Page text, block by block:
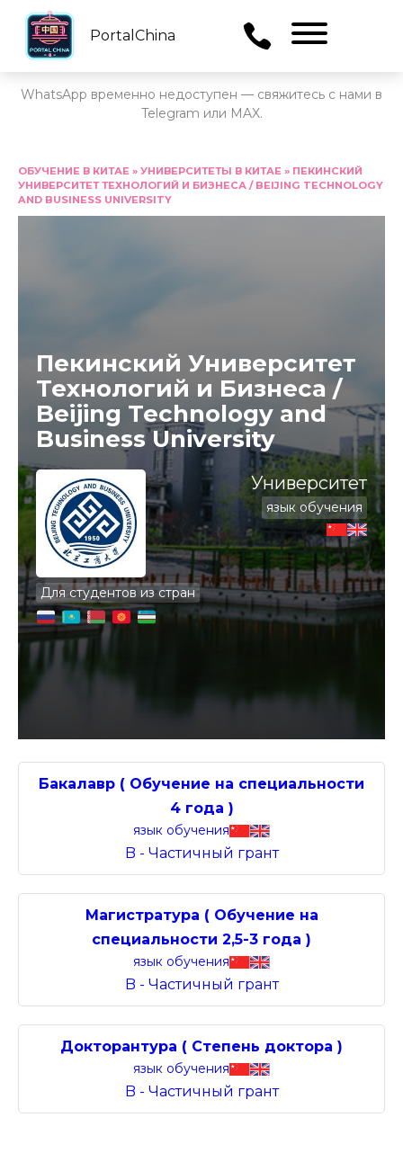
PortalChina
WhatsApp временно недоступен — свяжитесь с нами в
Telegram или MAX.
содержанию
ОБУЧЕНИЕ В КИТАЕ » УНИВЕРСИТЕТЫ В КИТАЕ » ПЕКИНСКИЙ
УНИВЕРСИТЕТ ТЕХНОЛОГИЙ И БИЗНЕСА / BEIJING TECHNOLOGY
AND BUSINESS UNIVERSITY
Пекинский Университет
Технологий и Бизнеса /
Beijing Technology and
Business University
Для студентов из стран
Университет
язык обучения
Бакалавр ( Обучение на специальности
4 года )
язык обучения
B - Частичный грант
Магистратура ( Обучение на
специальности 2,5-3 года )
язык обучения
B - Частичный грант
Докторантура ( Степень доктора )
язык обучения
B - Частичный грант